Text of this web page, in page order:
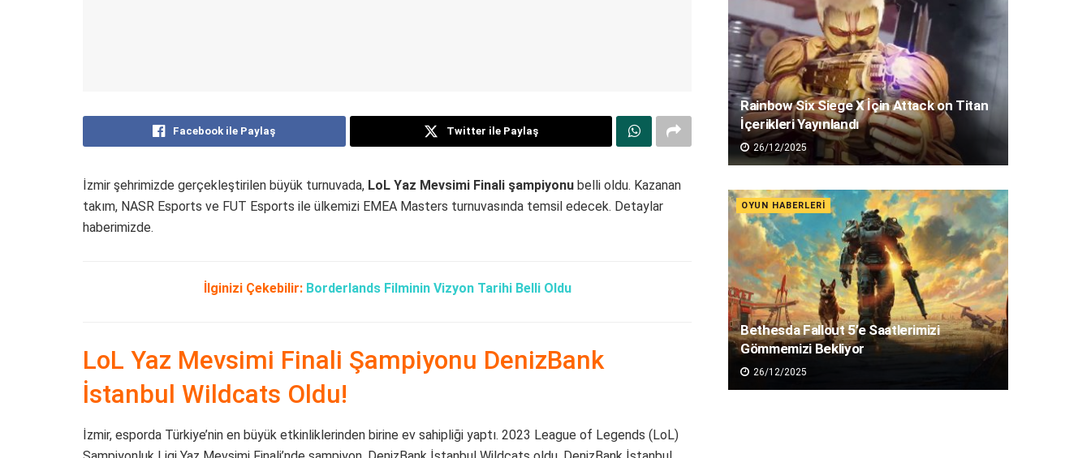
Facebook ile Paylaş Twitter ile Paylaş
İzmir şehrimizde gerçekleştirilen büyük turnuvada, LoL Yaz Mevsimi Finali şampiyonu belli oldu. Kazanan
takım, NASR Esports ve FUT Esports ile ülkemizi EMEA Masters turnuvasında temsil edecek. Detaylar
haberimizde.
İlginizi Çekebilir: Borderlands Filminin Vizyon Tarihi Belli Oldu
LoL Yaz Mevsimi Finali Şampiyonu DenizBank
İstanbul Wildcats Oldu!
İzmir, esporda Türkiye’nin en büyük etkinliklerinden birine ev sahipliği yaptı. 2023 League of Legends (LoL)
Rainbow Six Siege X İçin Attack on Titan
İçerikleri Yayınlandı
26/12/2025
OYUN HABERLERI
Bethesda Fallout 5’e Saatlerimizi
Gömmemizi Bekliyor
26/12/2025